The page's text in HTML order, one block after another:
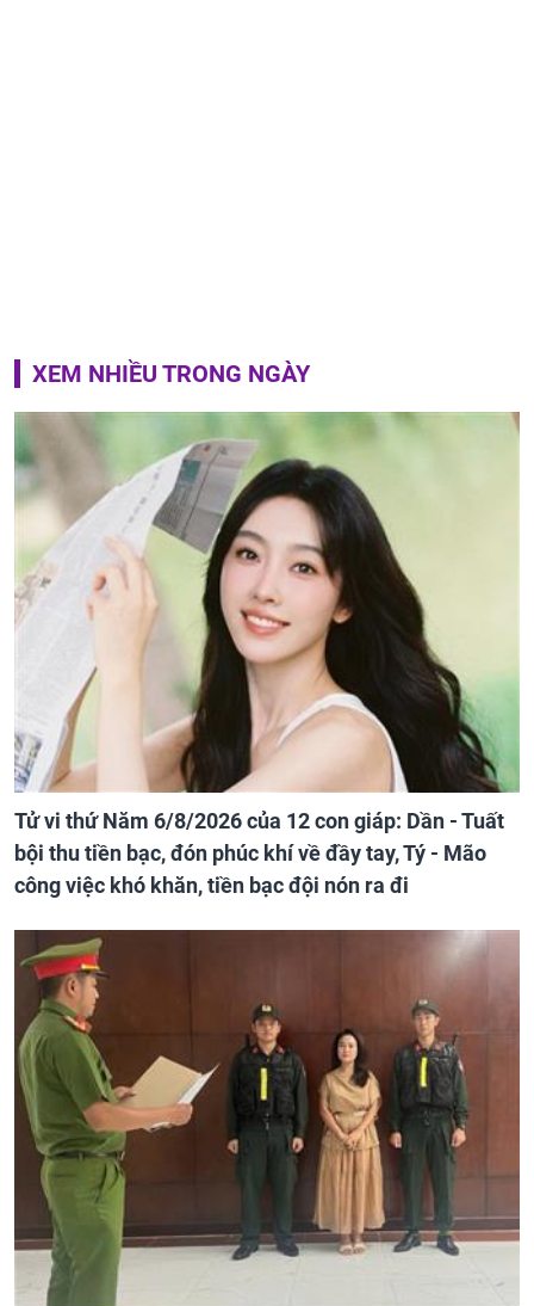
XEM NHIỀU TRONG NGÀY
Tử vi thứ Năm 6/8/2026 của 12 con giáp: Dần - Tuất
bội thu tiền bạc, đón phúc khí về đầy tay, Tý - Mão
công việc khó khăn, tiền bạc đội nón ra đi